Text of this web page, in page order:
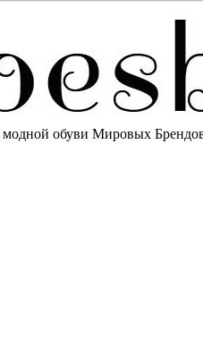
обуви Мировых